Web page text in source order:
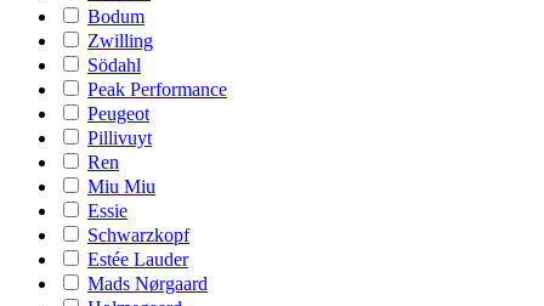
Bodum
Zwilling
Södahl
Peak Performance
Peugeot
Pillivuyt
Ren
Miu Miu
Essie
Schwarzkopf
Estée Lauder
Mads Nørgaard